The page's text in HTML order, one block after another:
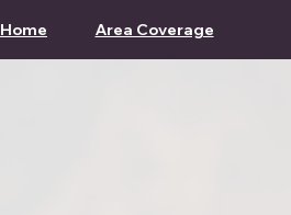
Home Area Coverage